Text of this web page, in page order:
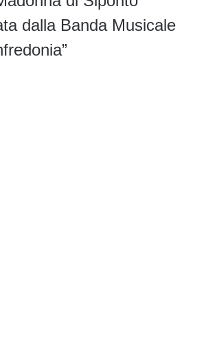
dalla Banda Musicale